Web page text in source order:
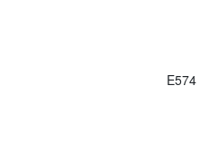
E574